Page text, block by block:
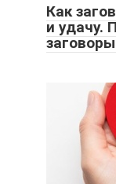
Как
и удачу.